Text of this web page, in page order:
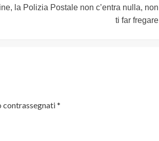
la Polizia Postale non c’entra nulla, non
ti far fregare
contrassegnati*